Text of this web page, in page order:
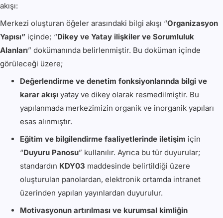
akışı:
Merkezi oluşturan öğeler arasındaki bilgi akışı “Organizasyon
Yapısı” içinde; “Dikey ve Yatay ilişkiler ve Sorumluluk
Alanları” dokümanında belirlenmiştir. Bu doküman içinde
görüleceği üzere;
Değerlendirme ve denetim fonksiyonlarında bilgi ve
karar akışı yatay ve dikey olarak resmedilmiştir. Bu
yapılanmada merkezimizin organik ve inorganik yapıları
esas alınmıştır.
Eğitim ve bilgilendirme faaliyetlerinde iletişim için
“Duyuru Panosu” kullanılır. Ayrıca bu tür duyurular;
standardın KDY03 maddesinde belirtildiği üzere
oluşturulan panolardan, elektronik ortamda intranet
üzerinden yapılan yayınlardan duyurulur.
Motivasyonun artırılması ve kurumsal kimliğin